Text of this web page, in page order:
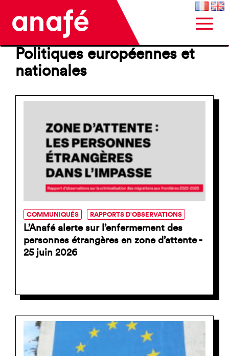
Politiques européennes et
nationales
COMMUNIQUÉS RAPPORTS D'OBSERVATIONS
L’Anafé alerte sur l’enfermement des
personnes étrangères en zone d’attente -
25 juin 2026